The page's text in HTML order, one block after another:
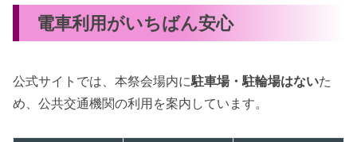
電車利用がいちばん安心
公式サイトでは、本祭会場内に駐車場・駐輪場はないた
め、公共交通機関の利用を案内しています。